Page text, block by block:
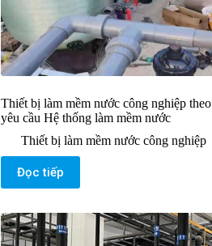
Thiết bị làm mềm nước công nghiệp theo
yêu cầu Hệ thống làm mềm nước
Thiết bị làm mềm nước công nghiệp
Đọc tiếp